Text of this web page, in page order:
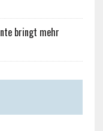
bringt mehr